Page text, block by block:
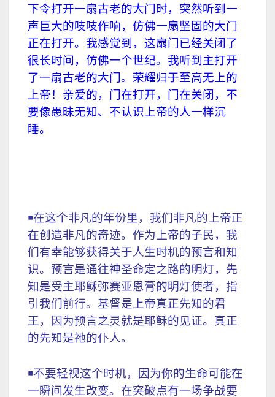
下令打开一扇古老的大门时，突然听到一
声巨大的吱吱作响，仿佛一扇坚固的大门
正在打开。我感觉到，这扇门已经关闭了
很长时间，仿佛一个世纪。我听到主打开
了一扇古老的大门。荣耀归于至高无上的
上帝！亲爱的，门在打开，门在关闭，不
要像愚昧无知、不认识上帝的人一样沉
睡。
￭在这个非凡的年份里，我们非凡的上帝正
在创造非凡的奇迹。作为上帝的子民，我
们有幸能够获得关于人生时机的预言和知
识。预言是通往神圣命定之路的明灯，先
知是受主耶稣弥赛亚恩膏的明灯使者，指
引我们前行。基督是上帝真正先知的君
王，因为预言之灵就是耶稣的见证。真正
的先知是祂的仆人。
￭不要轻视这个时机，因为你的生命可能在
一瞬间发生改变。在突破点有一场争战要